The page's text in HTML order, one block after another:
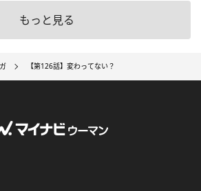
もっと見る
【第126話】変わってない？